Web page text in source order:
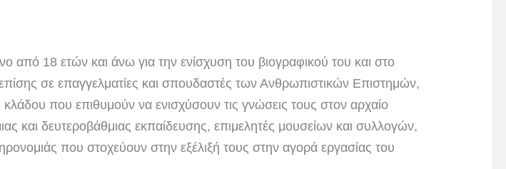
από 18 ετών και άνω για την ενίσχυση του βιογραφικού του και στο
σε επαγγελματίες και σπουδαστές των Ανθρωπιστικών Επιστημών,
που επιθυμούν να ενισχύσουν τις γνώσεις τους στον αρχαίο
και δευτεροβάθμιας εκπαίδευσης, επιμελητές μουσείων και συλλογών,
που στοχεύουν στην εξέλιξή τους στην αγορά εργασίας του